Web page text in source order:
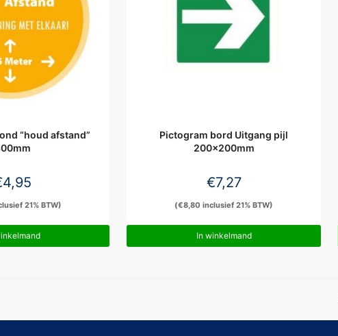
“houd afstand”
4,95
21% BTW)
Pictogram bord Uitgang pijl
200x200mm
€7,27
(€8,80 inclusief 21% BTW)
In winkelmand